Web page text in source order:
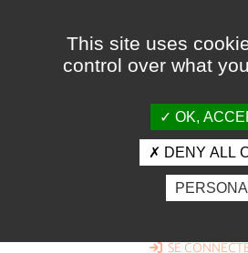
Crédits et mentions légales
Espace presse
SE
This site uses
control over what
OK,
DENY ALL